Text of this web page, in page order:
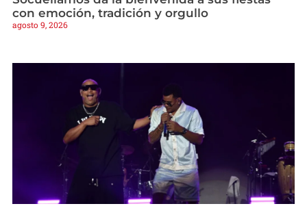
con emoción, tradición y orgullo
agosto 9, 2026